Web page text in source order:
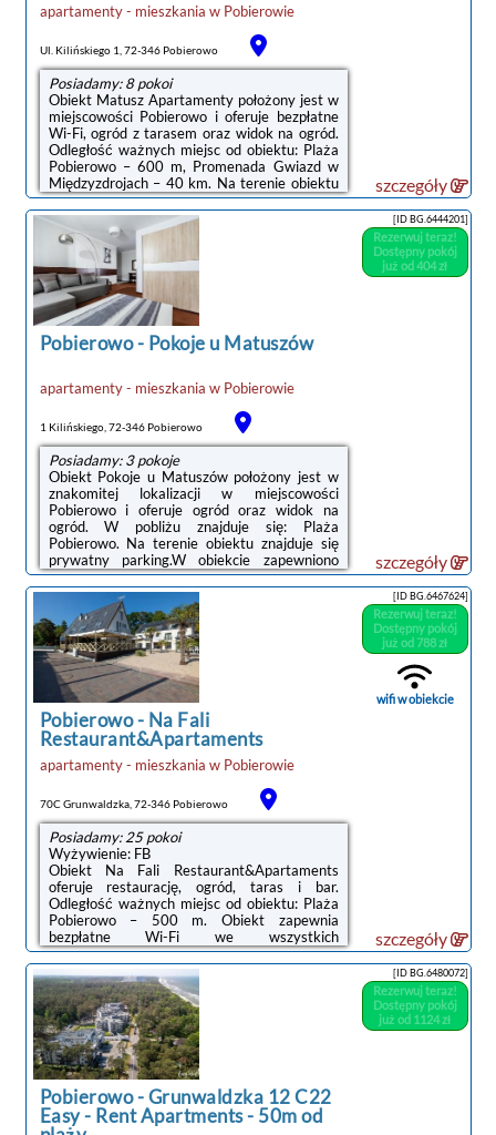
apartamenty - mieszkania w Pobierowie
Ul. Kilińskiego 1, 72-346 Pobierowo
Posiadamy: 8 pokoi
Obiekt Matusz Apartamenty położony jest w
miejscowości Pobierowo i oferuje bezpłatne
Wi-Fi, ogród z tarasem oraz widok na ogród.
Odległość ważnych miejsc od obiektu: Plaża
Pobierowo – 600 m, Promenada Gwiazd w
Międzyzdrojach – 40 km. Na terenie obiektu
dostępny jest prywatny parking.We
wszystkich opcjach zakwaterowania znajduje
się podłoga wyłożona kafelkami, aneks
kuchenny z pełnym wyposażeniem, w tym
lodówką, jak również prywatna łazienka z
prysznicem oraz bezpłatnym zestawem
kosmetyków. Wyposażenie obejmuje też
telewizor z płaskim ekranem z dostępem do
kanałów ...
szczegóły
Pobierowo- Pokoje u Matuszów
apartamenty - mieszkania w Pobierowie
1 Kilińskiego, 72-346 Pobierowo
Posiadamy: 3 pokoje
Obiekt Pokoje u Matuszów położony jest w
znakomitej lokalizacji w miejscowości
Pobierowo i oferuje ogród oraz widok na
ogród. W pobliżu znajduje się: Plaża
Pobierowo. Na terenie obiektu znajduje się
prywatny parking.W obiekcie zapewniono
telewizor z płaskim ekranem oraz prywatną
łazienkę z bezpłatnym zestawem
kosmetyków, suszarką do włosów i
prysznicem. Wyposażenie obejmuje także
lodówkę i czajnik.Odległość ważnych miejsc
od obiektu: Promenada Gwiazd w
Międzyzdrojach – 40 km, Klub golfowy Amber
Baltic – 27 km.Doba hotelowa od godziny
14:00 do 10:00.W obiekcie obowiązuje ...
[ID BG.6444201]
Rezerwuj teraz!
Dostępny pokój
już od 404 zł
szczegóły
Pobierowo- Na Fali
Restaurant&Apartaments
apartamenty - mieszkania w Pobierowie
70C Grunwaldzka, 72-346 Pobierowo
Posiadamy: 25 pokoi
Wyżywienie: FB
Obiekt Na Fali Restaurant&Apartaments
oferuje restaurację, ogród, taras i bar.
Odległość ważnych miejsc od obiektu: Plaża
Pobierowo – 500 m. Obiekt zapewnia
bezpłatne Wi-Fi we wszystkich
pomieszczeniach. Na terenie obiektu
dostępny jest też prywatny
parking.Wszystkie opcje zakwaterowania
wyposażone są w telewizor z płaskim
ekranem i mają balkon, a także prywatną
łazienkę z prysznicem oraz bezpłatnym
zestawem kosmetyków. Wyposażenie
obejmuje także lodówkę i czajnik.Na miejscu
serwowane jest śniadanie w formie bufetu,
kontynentalne lub amerykańskie.Obiekt Na
Fali Restaurant&Apartaments ...
[ID BG.6467624]
Rezerwuj teraz!
Dostępny pokój
już od 788 zł
wifi w obiekcie
szczegóły
Pobierowo-Grunwaldzka 12 C22
Easy - Rent Apartments - 50m od
[ID BG.6480072]
Rezerwuj teraz!
Dostępny pokój
już od 1124 zł